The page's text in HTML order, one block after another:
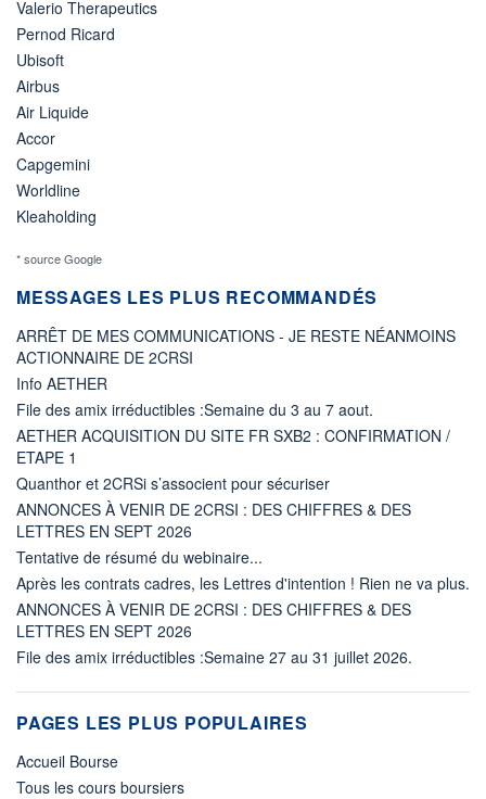
Valerio Therapeutics
Pernod Ricard
Ubisoft
Airbus
Air Liquide
Accor
Capgemini
Worldline
Kleaholding
* source Google
MESSAGES LES PLUS RECOMMANDÉS
ARRÊT DE MES COMMUNICATIONS - JE RESTE NÉANMOINS
ACTIONNAIRE DE 2CRSI
Info AETHER
File des amix irréductibles :Semaine du 3 au 7 aout.
AETHER ACQUISITION DU SITE FR SXB2 : CONFIRMATION /
ETAPE 1
Quanthor et 2CRSi s’associent pour sécuriser
ANNONCES À VENIR DE 2CRSI : DES CHIFFRES & DES
LETTRES EN SEPT 2026
Tentative de résumé du webinaire...
Après les contrats cadres, les Lettres d'intention ! Rien ne va plus.
ANNONCES À VENIR DE 2CRSI : DES CHIFFRES & DES
LETTRES EN SEPT 2026
File des amix irréductibles :Semaine 27 au 31 juillet 2026.
PAGES LES PLUS POPULAIRES
Accueil Bourse
Tous les cours boursiers